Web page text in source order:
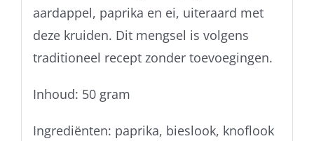
aardappel, paprika en ei, uiteraard met
deze kruiden. Dit mengsel is volgens
traditioneel recept zonder toevoegingen.
Inhoud: 50 gram
Ingrediënten: paprika, bieslook, knoflook